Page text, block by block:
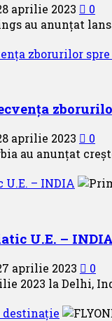
aprilie 2023
0
au anunțat
zborurilor
aprilie 2023
0
au anunțat
– INDIA
U.E. – INDIA
aprilie 2023
0
2023 la Delhi,
destinație